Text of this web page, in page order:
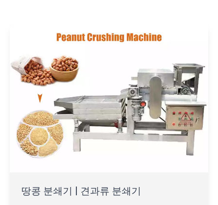
땅콩 분쇄기 | 견과류 분쇄기